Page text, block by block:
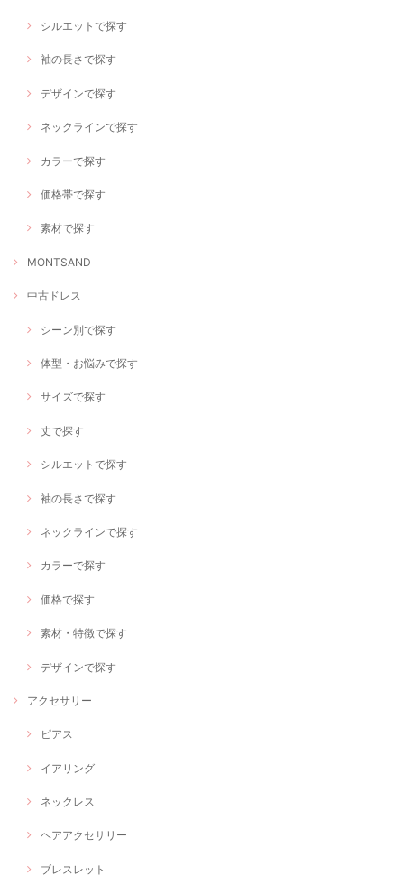
シルエットで探す
袖の長さで探す
デザインで探す
ネックラインで探す
カラーで探す
価格帯で探す
素材で探す
MONTSAND
中古ドレス
シーン別で探す
体型・お悩みで探す
サイズで探す
丈で探す
シルエットで探す
袖の長さで探す
ネックラインで探す
カラーで探す
価格で探す
素材・特徴で探す
デザインで探す
アクセサリー
ピアス
イアリング
ネックレス
ヘアアクセサリー
ブレスレット